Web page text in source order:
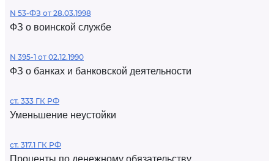
N 53-ФЗ от 28.03.1998
ФЗ о воинской службе
N 395-1 от 02.12.1990
ФЗ о банках и банковской деятельности
ст. 333 ГК РФ
Уменьшение неустойки
ст. 317.1 ГК РФ
Проценты по денежному обязательству